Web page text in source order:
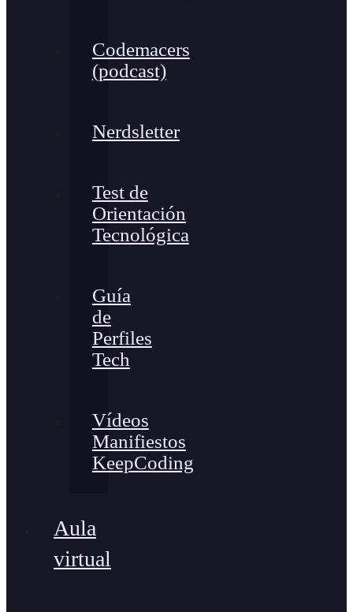
Codemacers
(podcast)
Nerdsletter
Test de
Orientación
Tecnológica
Guía
de
Perfiles
Tech
Vídeos
Manifiestos
KeepCoding
Aula
virtual